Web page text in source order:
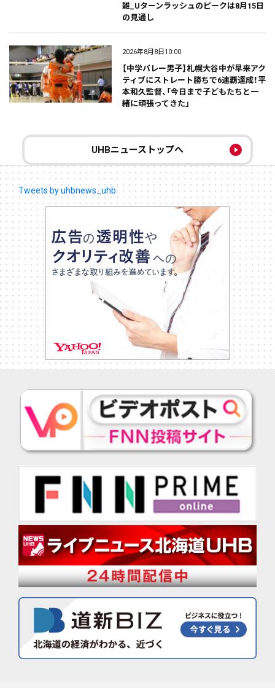
雑_Uターンラッシュのピークは8月15日
の見通し
2026年8月8日10:00
【中学バレー男子】札幌大谷中が早来アク
ティブにストレート勝ちで6連覇達成！平
本和久監督、「今日まで子どもたちと一
緒に頑張ってきた」
UHBニューストップへ
Tweets by uhbnews_uhb